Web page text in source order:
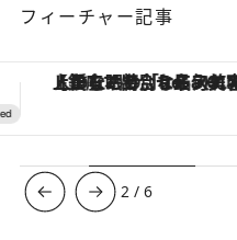
フィーチャー記事
【夏限定ディナーコース】旬を迎える稚鮎や花ズッキーニなどをイ
3 /6